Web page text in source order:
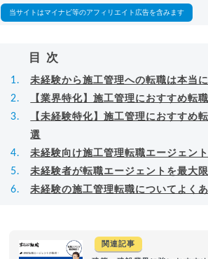
べらない転職エージェント
当サイトはマイナビ等のアフィリエイト広告を含みます
目次
未経験から施工管理への転職は本当
【業界特化】施工管理におすすめ転
【未経験特化】施工管理におすすめ
選
未経験向け施工管理転職エージェン
未経験者が転職エージェントを最大
未経験の施工管理転職についてよく
関連記事